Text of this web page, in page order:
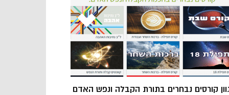
קורסים נבחרים בתורת הקבלה ונפש האדם